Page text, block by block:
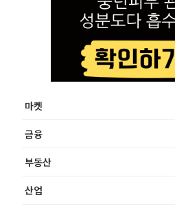
마켓
금융
부동산
산업